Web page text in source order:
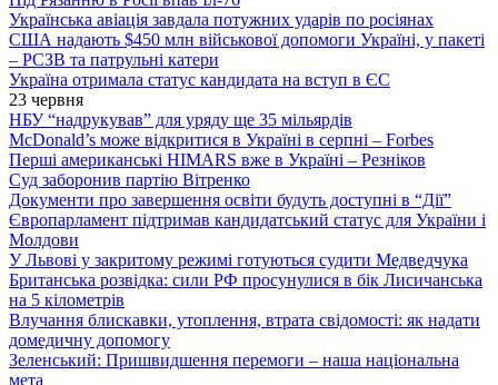
Українська авіація завдала потужних ударів по росіянах
США надають $450 млн військової допомоги Україні, у пакеті
– РСЗВ та патрульні катери
Україна отримала статус кандидата на вступ в ЄС
23 червня
НБУ “надрукував” для уряду ще 35 мільярдів
McDonald’s може відкритися в Україні в серпні – Forbes
Перші американські HIMARS вже в Україні – Резніков
Суд заборонив партію Вітренко
Документи про завершення освіти будуть доступні в “Дії”
Європарламент підтримав кандидатський статус для України і
Молдови
У Львові у закритому режимі готуються судити Медведчука
Британська розвідка: сили РФ просунулися в бік Лисичанська
на 5 кілометрів
Влучання блискавки, утоплення, втрата свідомості: як надати
домедичну допомогу
Зеленський: Пришвидшення перемоги – наша національна
мета